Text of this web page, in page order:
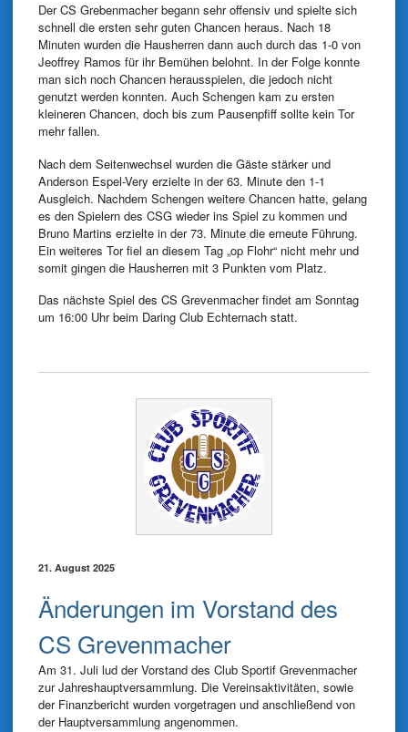
Der CS Grebenmacher begann sehr offensiv und spielte sich
schnell die ersten sehr guten Chancen heraus. Nach 18
Minuten wurden die Hausherren dann auch durch das 1-0 von
Jeoffrey Ramos für ihr Bemühen belohnt. In der Folge konnte
man sich noch Chancen herausspielen, die jedoch nicht
genutzt werden konnten. Auch Schengen kam zu ersten
kleineren Chancen, doch bis zum Pausenpfiff sollte kein Tor
mehr fallen.
Nach dem Seitenwechsel wurden die Gäste stärker und
Anderson Espel-Very erzielte in der 63. Minute den 1-1
Ausgleich. Nachdem Schengen weitere Chancen hatte, gelang
es den Spielern des CSG wieder ins Spiel zu kommen und
Bruno Martins erzielte in der 73. Minute die erneute Führung.
Ein weiteres Tor fiel an diesem Tag „op Flohr“ nicht mehr und
somit gingen die Hausherren mit 3 Punkten vom Platz.
Das nächste Spiel des CS Grevenmacher findet am Sonntag
um 16:00 Uhr beim Daring Club Echternach statt.
21. August 2025
Änderungen im Vorstand des
CS Grevenmacher
Am 31. Juli lud der Vorstand des Club Sportif Grevenmacher
zur Jahreshauptversammlung. Die Vereinsaktivitäten, sowie
der Finanzbericht wurden vorgetragen und anschließend von
der Hauptversammlung angenommen.